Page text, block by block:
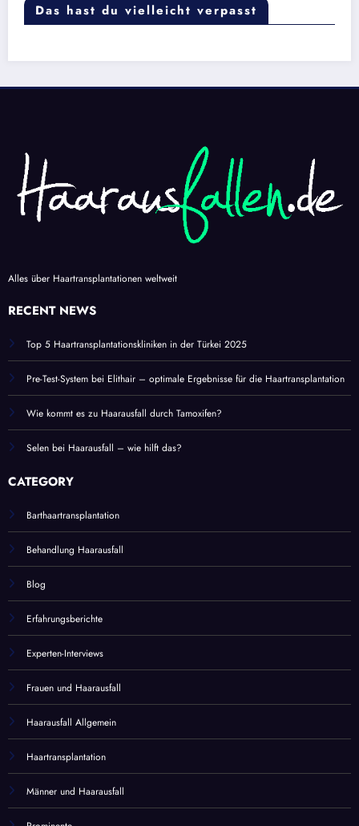
Das hast du vielleicht verpasst
Alles über Haartransplantationen weltweit
RECENT NEWS
Top 5 Haartransplantationskliniken in der Türkei 2025
Pre-Test-System bei Elithair – optimale Ergebnisse für die Haartransplantation
Wie kommt es zu Haarausfall durch Tamoxifen?
Selen bei Haarausfall – wie hilft das?
CATEGORY
Barthaartransplantation
Behandlung Haarausfall
Blog
Erfahrungsberichte
Experten-Interviews
Frauen und Haarausfall
Haarausfall Allgemein
Haartransplantation
Männer und Haarausfall